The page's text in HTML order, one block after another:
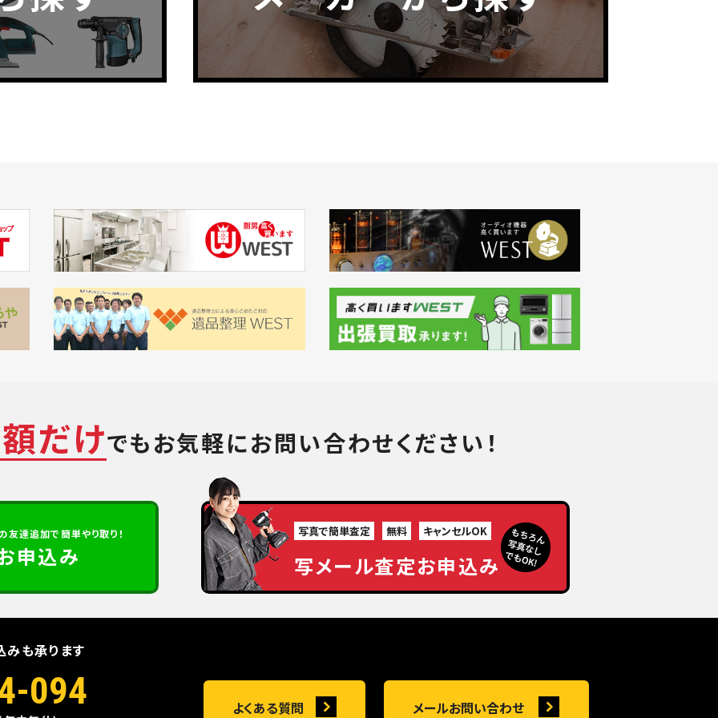
だけでもお気軽にお問い合わせください！
友達追加で簡単やり取り！
申込み
写真で簡単査定 無料 キャンセルOK
写メール査定お申込み
も承ります
094 よくある質問 メールお問い合わせ